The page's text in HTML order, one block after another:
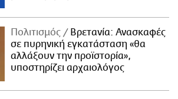
Πολιτισμός
Βρετανία: Ανασκαφές
σε πυρηνική εγκατάσταση «θα
αλλάξουν την προϊστορία»,
υποστηρίζει αρχαιολόγος